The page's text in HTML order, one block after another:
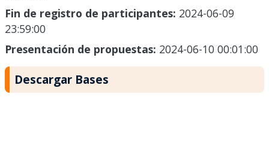
Fin de registro de participantes: 2024-06-09
23:59:00
Presentación de propuestas: 2024-06-10 00:01:00
Descargar Bases